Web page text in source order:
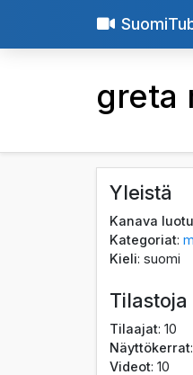
greta
Yleistä
Kanava
Kategoriat:
Kieli: suomi
Tilastoja
Tilaajat: 10
Näyttökerrat
Videot: 10